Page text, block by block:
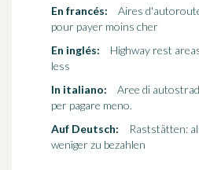
En francés:
Aires
pour payer moins cher
En inglés:
Highway rest
less
In italiano:
Aree di
per pagare meno.
Auf Deutsch:
Raststätten:
weniger zu bezahlen